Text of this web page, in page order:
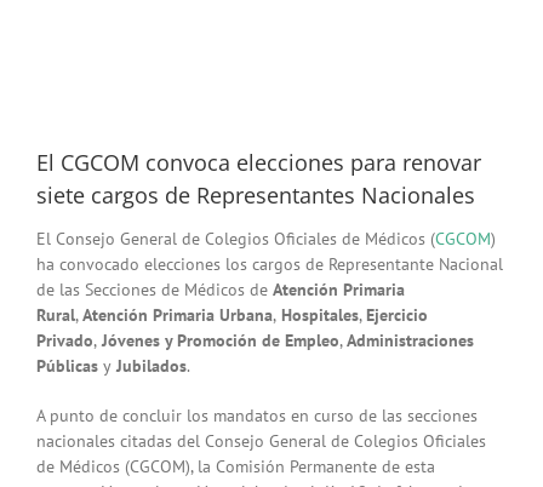
El CGCOM convoca elecciones para renovar
siete cargos de Representantes Nacionales
El Consejo General de Colegios Oficiales de Médicos (CGCOM)
ha convocado elecciones los cargos de Representante Nacional
de las Secciones de Médicos de Atención Primaria
Rural,Atención Primaria Urbana, Hospitales, Ejercicio
Privado,Jóvenes y Promoción de Empleo,Administraciones
Públicas yJubilados.
A punto de concluir los mandatos en curso de las secciones
nacionales citadas del Consejo General de Colegios Oficiales
de Médicos (CGCOM), la Comisión Permanente de esta